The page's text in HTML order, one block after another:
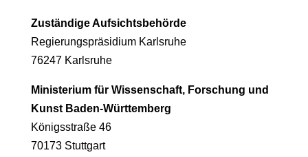
Zuständige Aufsichtsbehörde
Regierungspräsidium Karlsruhe
76247 Karlsruhe
Ministerium für Wissenschaft, Forschung und
Kunst Baden-Württemberg
Königsstraße 46
70173 Stuttgart